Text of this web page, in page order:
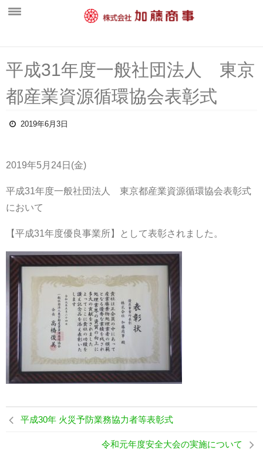
新着情報
会社概要
一般廃棄物部門
水処理施設・維持管理部門
産業廃棄物部門
環境活動
採用情報
お問合せ
平成31年度一般社団法人 東京
都産業資源循環協会表彰式
2019年6月3日
2019年5月24日(金)
平成31年度一般社団法人 東京都産業資源循環協会表彰式
において
【平成31年度優良事業所】として表彰されました。
平成30年 火災予防業務協力者等表彰式
令和元年度安全大会の実施について